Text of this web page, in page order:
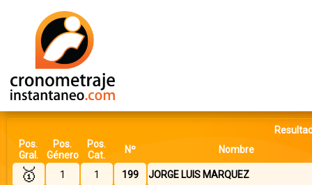
Pos.
Gral.
Pos.
Género
Pos.
Cat.
Nº Nombre
🥇 1 1 199 JORGE LUIS MARQUEZ